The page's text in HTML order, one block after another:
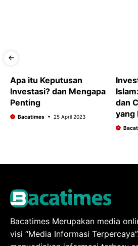
Apa itu Keputusan
Investasi? dan Mengapa
Penting
Bacatimes 25 April 2023
dan
yang
Bacatimes Merupakan media
visi “Media Informasi